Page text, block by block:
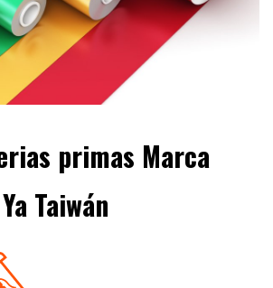
primas Marca
Taiwán